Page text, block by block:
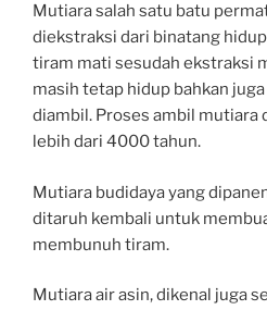
Mutiara salah satu batu
diekstraksi dari binatang
tiram mati sesudah ekstraksi
masih tetap hidup bahkan
diambil. Proses ambil mutiara
lebih dari 4000 tahun.
Mutiara budidaya yang
ditaruh kembali untuk
membunuh tiram.
Mutiara air asin, dikenal juga